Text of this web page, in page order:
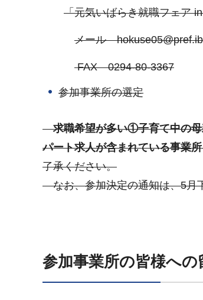
「元気いばらき就職フェア
メール
FAX 0294-80-3367
参加事業所の選定
求職希望が多い①子育て中の
パート求人が含まれている事業
了承ください。
なお、参加決定の通知は、5月
参加事業所の皆様への